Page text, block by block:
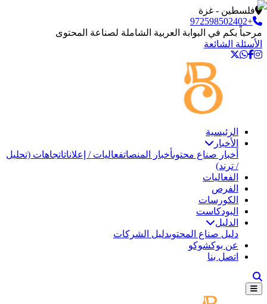
فلسطين - غزة
+972598502402
مرحباً بكم في البوابة العربية الشاملة لصناعة المحتوى
الأسئلة الشائعة
الرئيسية
الأخبار
أخبار صناع محتوىأخبار المنصاتفعاليات / إعلاناتاتجاهات (تحليل
/ ترند)
الفعاليات
الفرص
الكورسات
البودكاست
الدليل
دليل صناع المحتوىدليل الشركات
عن بوكشوكو
اتصل بنا